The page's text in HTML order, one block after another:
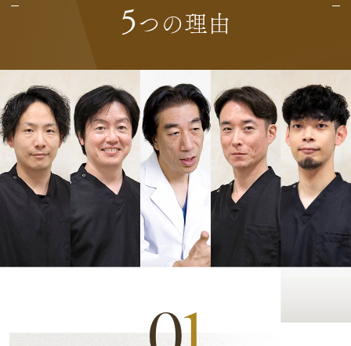
5 つの理由